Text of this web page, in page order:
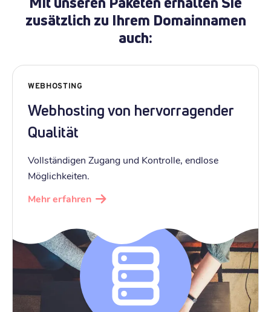
zusätzlich zu Ihrem Domainnamen
auch:
WEBHOSTING
Webhosting von hervorragender
Qualität
Vollständigen Zugang und Kontrolle, endlose
Möglichkeiten.
Mehr erfahren